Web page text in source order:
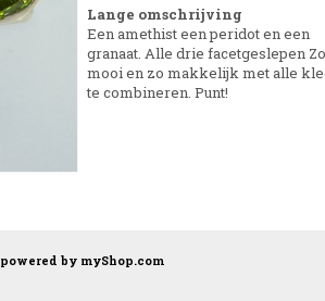
Lange omschrijving
Een amethist een peridot en een
granaat. Alle drie facetgeslepen Zo
mooi en zo makkelijk met alle
te combineren. Punt!
powered by myShop.com